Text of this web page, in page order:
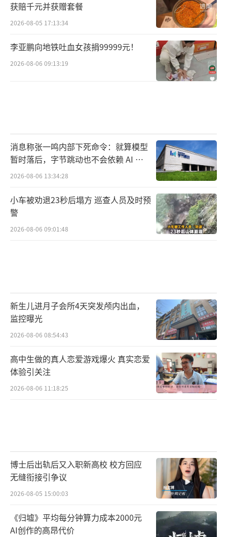
获赔千元并获赠套餐
2026-08-05 17:13:34
李亚鹏向地铁吐血女孩捐99999元！
2026-08-06 09:13:19
消息称张一鸣内部下死命令：就算模型
暂时落后，字节跳动也不会依赖 AI 蒸
馏技术
2026-08-06 13:34:28
小车被劝退23秒后塌方 巡查人员及时预
警
2026-08-06 09:01:48
新生儿进月子会所4天突发颅内出血，
监控曝光
2026-08-06 08:54:43
高中生做的真人恋爱游戏爆火 真实恋爱
体验引关注
2026-08-06 11:18:25
博士后出轨后又入职新高校 校方回应
无缝衔接引争议
2026-08-05 15:00:03
《归墟》平均每分钟算力成本2000元
AI创作的高昂代价